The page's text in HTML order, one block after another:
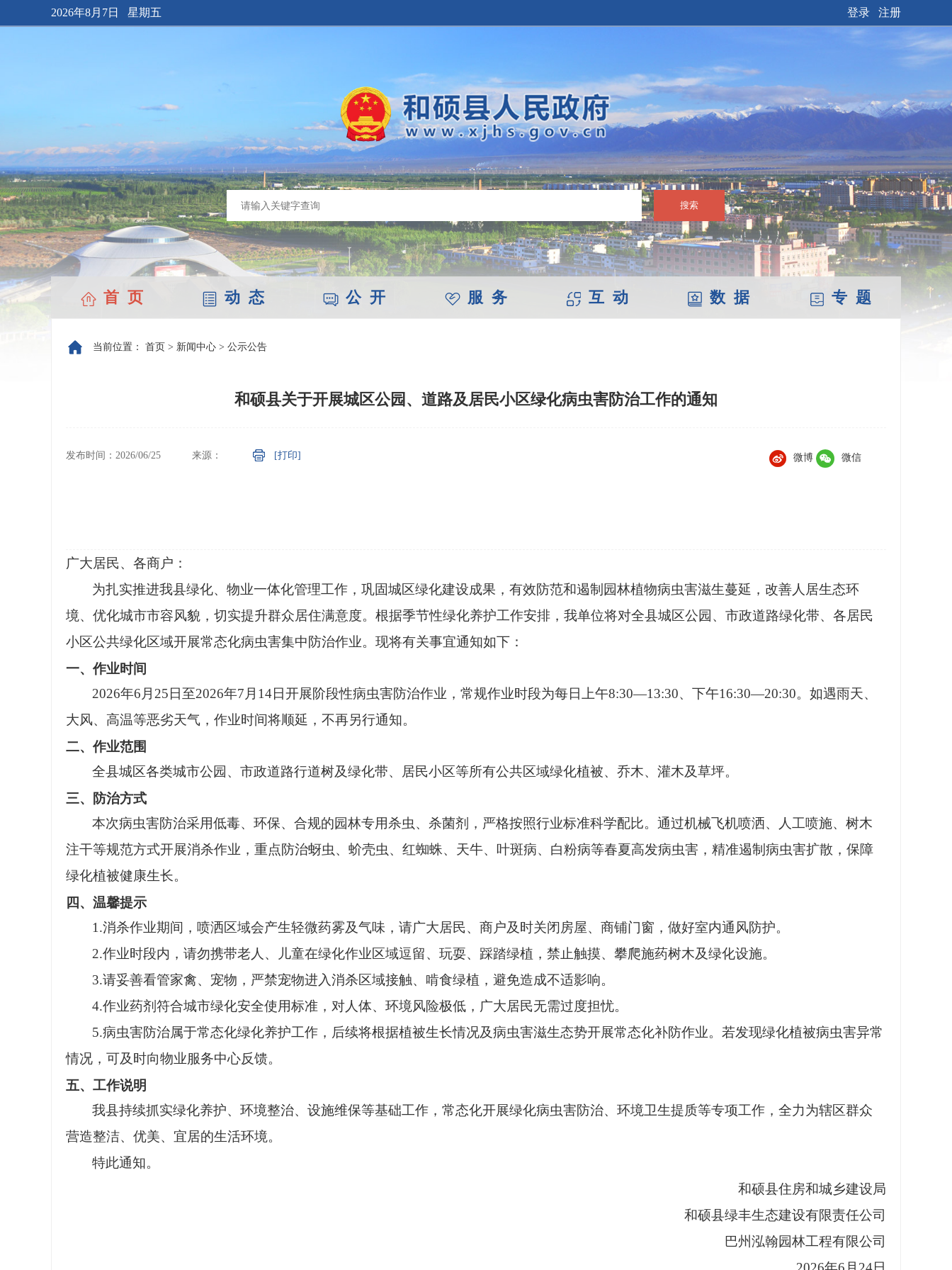
2026年8月7日 星期五 登录 注册
搜索
首 页 动 态 公 开 服 务 互 动 数 据 专 题
当前位置： 首页 > 新闻中心 > 公示公告
和硕县关于开展城区公园、道路及居民小区绿化病虫害防治工作的通知
发布时间：2026/06/25 来源： [打印] 微博 微信
广大居民、各商户：
为扎实推进我县绿化、物业一体化管理工作，巩固城区绿化建设成果，有效防范和遏制园林植物病虫害滋生蔓延，改善人居生态环
境、优化城市市容风貌，切实提升群众居住满意度。根据季节性绿化养护工作安排，我单位将对全县城区公园、市政道路绿化带、各居民
小区公共绿化区域开展常态化病虫害集中防治作业。现将有关事宜通知如下：
一、作业时间
2026年6月25日至2026年7月14日开展阶段性病虫害防治作业，常规作业时段为每日上午8:30—13:30、下午16:30—20:30。如遇雨天、
大风、高温等恶劣天气，作业时间将顺延，不再另行通知。
二、作业范围
全县城区各类城市公园、市政道路行道树及绿化带、居民小区等所有公共区域绿化植被、乔木、灌木及草坪。
三、防治方式
本次病虫害防治采用低毒、环保、合规的园林专用杀虫、杀菌剂，严格按照行业标准科学配比。通过机械飞机喷洒、人工喷施、树木
注干等规范方式开展消杀作业，重点防治蚜虫、蚧壳虫、红蜘蛛、天牛、叶斑病、白粉病等春夏高发病虫害，精准遏制病虫害扩散，保障
绿化植被健康生长。
四、温馨提示
1.消杀作业期间，喷洒区域会产生轻微药雾及气味，请广大居民、商户及时关闭房屋、商铺门窗，做好室内通风防护。
2.作业时段内，请勿携带老人、儿童在绿化作业区域逗留、玩耍、踩踏绿植，禁止触摸、攀爬施药树木及绿化设施。
3.请妥善看管家禽、宠物，严禁宠物进入消杀区域接触、啃食绿植，避免造成不适影响。
4.作业药剂符合城市绿化安全使用标准，对人体、环境风险极低，广大居民无需过度担忧。
5.病虫害防治属于常态化绿化养护工作，后续将根据植被生长情况及病虫害滋生态势开展常态化补防作业。若发现绿化植被病虫害异常
情况，可及时向物业服务中心反馈。
五、工作说明
我县持续抓实绿化养护、环境整治、设施维保等基础工作，常态化开展绿化病虫害防治、环境卫生提质等专项工作，全力为辖区群众
营造整洁、优美、宜居的生活环境。
特此通知。
和硕县住房和城乡建设局
和硕县绿丰生态建设有限责任公司
巴州泓翰园林工程有限公司